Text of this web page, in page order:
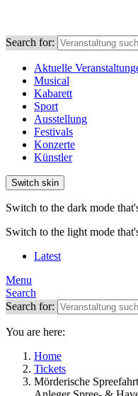
Search for:
Aktuelle
Musical
Kabarett
Sport
Ausstellung
Festivals
Konzerte
Künstler
Switch skin
Switch to the dark mode
Switch to the light mode
Latest
Menu
Search
Search for:
You are here:
Home
Tickets
Mörderische